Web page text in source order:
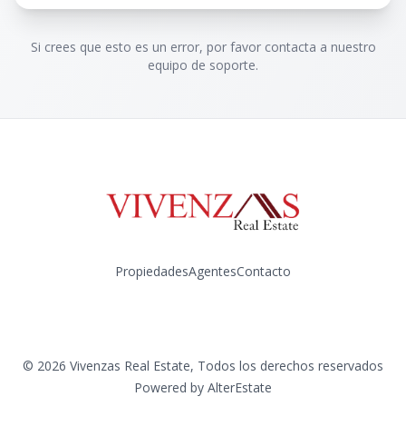
Si crees que esto es un error, por favor contacta a nuestro
equipo de soporte.
PropiedadesAgentesContacto
© 2026 Vivenzas Real Estate, Todos los derechos reservados
Powered by AlterEstate